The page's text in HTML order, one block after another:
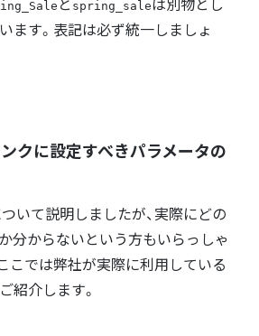
spring_sale
ます。表記は必ず統一しましょ
クに設定すべきパラメータの
いて説明しましたが、実際にどの
分からないという方もいらっしゃ
こでは弊社が実際に利用している
紹介します。